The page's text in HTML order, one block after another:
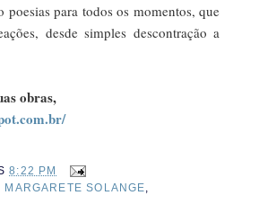
para todos os momentos, que
desde simples descontração a
obras,
8:22 PM
MARGARETE SOLANGE